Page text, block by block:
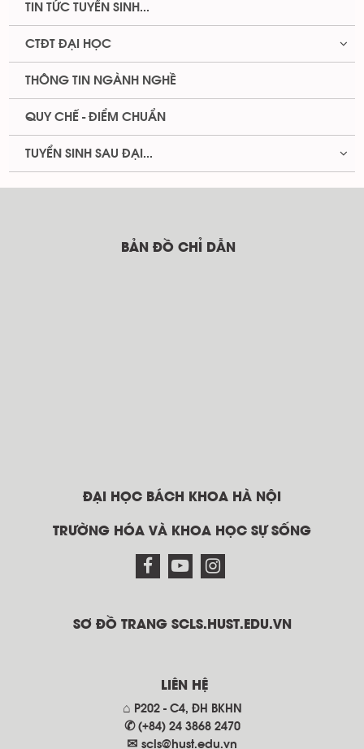
TIN TỨC TUYỂN SINH...
CTĐT ĐẠI HỌC
THÔNG TIN NGÀNH NGHỀ
QUY CHẾ - ĐIỂM CHUẨN
TUYỂN SINH SAU ĐẠI...
BẢN ĐỒ CHỈ DẪN
ĐẠI HỌC BÁCH KHOA HÀ NỘI
TRƯỜNG HÓA VÀ KHOA HỌC SỰ SỐNG
SƠ ĐỒ TRANG SCLS.HUST.EDU.VN
LIÊN HỆ
⌂ P202 - C4, ĐH BKHN
✆ (+84) 24 3868 2470
✉ scls@hust.edu.vn